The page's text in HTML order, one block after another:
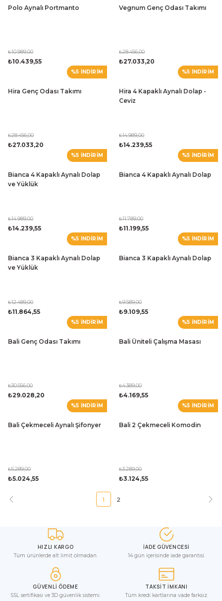
Polo Aynalı Portmanto
₺10.989,00
₺10.439,55
Vegnum Genç Odası Takımı
₺28.456,00
₺27.033,20
%5 İNDİRİM
Hira Genç Odası Takımı
₺28.456,00
₺27.033,20
%5 İNDİRİM
Hira 4 Kapaklı Aynalı Dolap -
Ceviz
₺14.989,00
₺14.239,55
%5 İNDİRİM
Bianca 4 Kapaklı Aynalı Dolap
ve Yüklük
₺14.989,00
₺14.239,55
%5 İNDİRİM
Bianca 4 Kapaklı Aynalı Dolap
₺11.789,00
₺11.199,55
%5 İNDİRİM
Bianca 3 Kapaklı Aynalı Dolap
ve Yüklük
₺12.489,00
₺11.864,55
%5 İNDİRİM
Bianca 3 Kapaklı Aynalı Dolap
₺9.589,00
₺9.109,55
%5 İNDİRİM
Bali Genç Odası Takımı
₺30.556,00
₺29.028,20
%5 İNDİRİM
Bali Üniteli Çalışma Masası
₺4.389,00
₺4.169,55
%5 İNDİRİM
Bali Çekmeceli Aynalı Şifonyer
₺5.289,00
₺5.024,55
%5 İNDİRİM
Bali 2 Çekmeceli Komodin
₺3.289,00
₺3.124,55
1 2
HIZLI KARGO
Tüm ürünlerde alt limit olmadan.
İADE GÜVENCESİ
14 gün içerisinde iade garantisi.
GÜVENLİ ÖDEME
SSL sertifikası ve 3D güvenlik sistemi.
TAKSİT İMKANI
Tüm kredi kartlarına vade farksız.